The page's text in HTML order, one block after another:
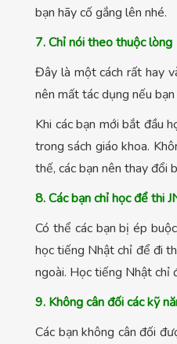
bạn hãy cố gắng lên nhé.
7. Chỉ nói theo thuộc lòng
Đây là một cách rất hay
nên mất tác dụng nếu
Khi các bạn mới bắt đầu
trong sách giáo khoa.
thế, các bạn nên thay đổi
8. Các bạn chỉ học để thi
Có thể các bạn bị ép
học tiếng Nhật chỉ để đi
ngoài. Học tiếng Nhật chỉ
9. Không cân đối các kỹ
Các bạn không cân đối